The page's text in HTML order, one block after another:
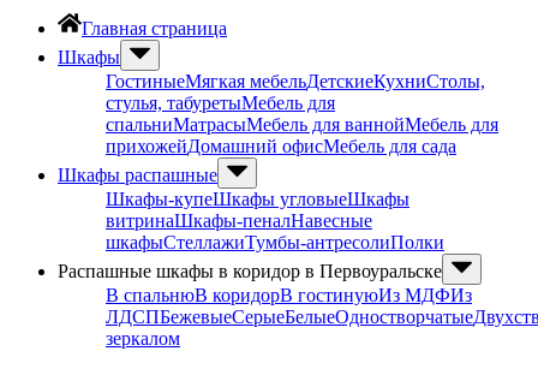
Главная страница
Шкафы
ГостиныеМягкая мебельДетскиеКухниСтолы,
стулья, табуретыМебель для
спальниМатрасыМебель для ваннойМебель для
прихожейДомашний офисМебель для сада
Шкафы распашные
Шкафы-купеШкафы угловыеШкафы
витринаШкафы-пеналНавесные
шкафыСтеллажиТумбы-антресолиПолки
Распашные шкафы в коридор в Первоуральске
В спальнюВ коридорВ гостинуюИз МДФИз
ЛДСПБежевыеСерыеБелыеОдностворчатые
зеркалом